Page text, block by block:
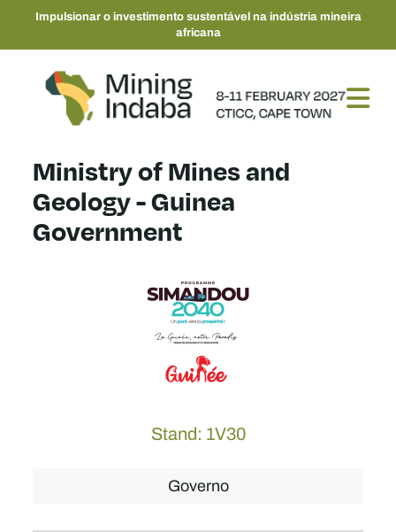
Impulsionar o investimento sustentável na indústria mineira
africana
Ministry of Mines and
Geology - Guinea
Government
Stand: 1V30
Governo